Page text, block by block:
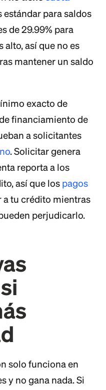
estándar para saldos
de 29.99% para
alto, así que no es
mantener un saldo
exacto de
financiamiento de
a solicitantes
. Solicitar genera
reporta a los
así que los pagos
a tu crédito mientras
perjudicarlo.
solo funciona en
y no gana nada. Si